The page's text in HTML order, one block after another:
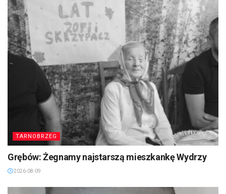
TARNOBRZEG
Grębów: Żegnamy najstarszą mieszkankę Wydrzy
2026-08-09